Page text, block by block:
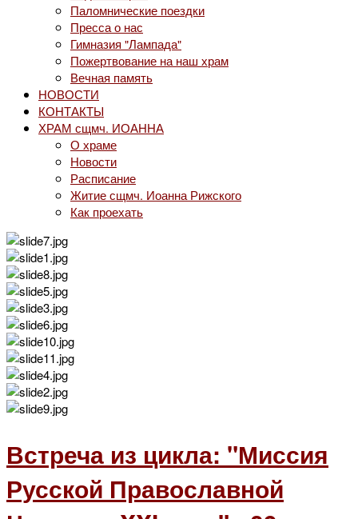
Паломнические поездки
Пресса о нас
Гимназия "Лампада"
Пожертвование на наш храм
Вечная память
НОВОСТИ
КОНТАКТЫ
ХРАМ сщмч. ИОАННА
О храме
Новости
Расписание
Житие сщмч. Иоанна Рижского
Как проехать
Встреча из цикла: "Миссия
Русской Православной